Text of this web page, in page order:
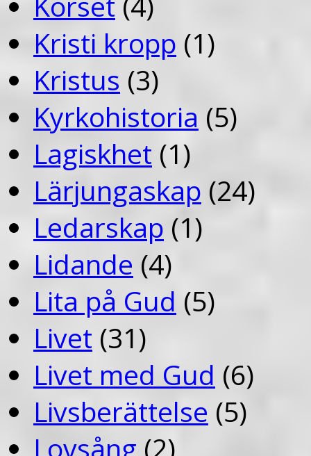
Kristi kropp (1)
Kristus (3)
Kyrkohistoria (5)
Lagiskhet (1)
Lärjungaskap (24)
Ledarskap (1)
Lidande (4)
Lita på Gud (5)
Livet (31)
Livet med Gud (6)
Livsberättelse (5)
Lovsång (2)